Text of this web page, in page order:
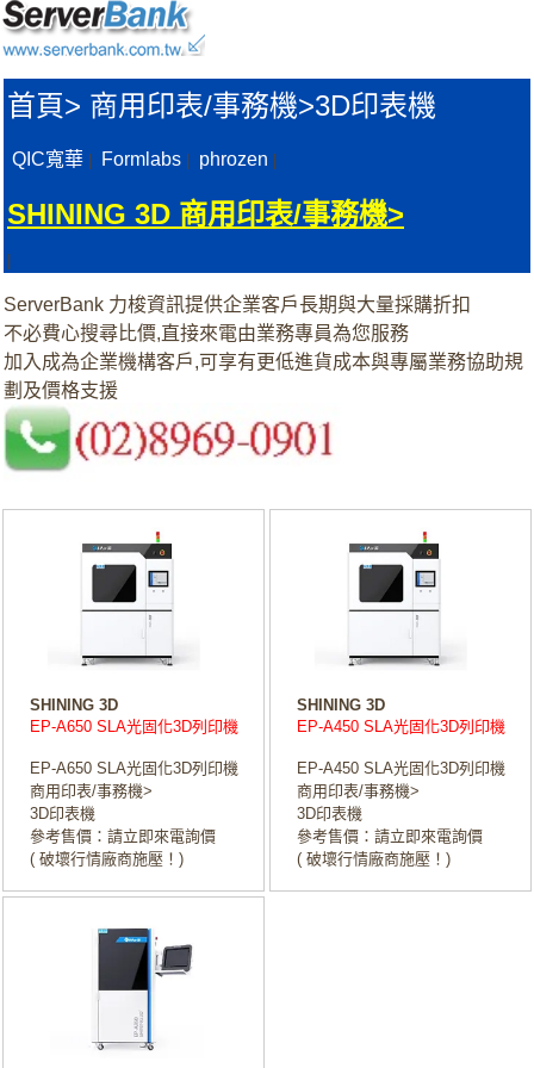
首頁> 商用印表/事務機>3D印表機
QIC寬華 Formlabs phrozen
SHINING 3D 商用印表/事務機>
ServerBank 力梭資訊提供企業客戶長期與大量採購折扣
不必費心搜尋比價,直接來電由業務專員為您服務
加入成為企業機構客戶,可享有更低進貨成本與專屬業務協助規
劃及價格支援
SHINING 3D
EP-A650 SLA光固化3D列印機
EP-A650 SLA光固化3D列印機
商用印表/事務機>
3D印表機
參考售價：請立即來電詢價
( 破壞行情廠商施壓！)
SHINING 3D
EP-A450 SLA光固化3D列印機
EP-A450 SLA光固化3D列印機
商用印表/事務機>
3D印表機
參考售價：請立即來電詢價
( 破壞行情廠商施壓！)